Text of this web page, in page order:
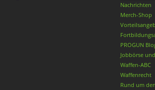
Nachrichten
Merch-Shop
PROGUN
Jobbörse
Waffen-ABC
Waffenrecht
Rund um